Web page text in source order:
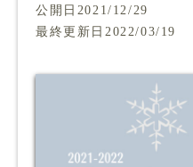
公開日2021/12/29
最終更新日2022/03/19